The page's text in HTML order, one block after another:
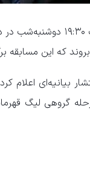
تیم‌های سپاهان و الاتحاد
که این مسابقه
بیانیه‌ای اعلام
گروهی لیگ